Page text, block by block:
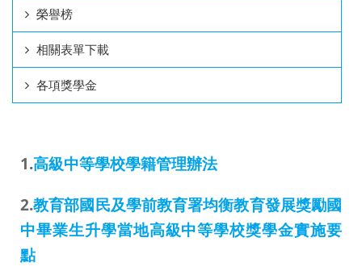
榮譽榜
相關表單下載
各項獎學金
1.高級中等學校學籍管理辦法
2.教育部國民及學前教育署均衡教育發展獎勵國
中畢業生升學當地高級中等學校獎學金實施要
點